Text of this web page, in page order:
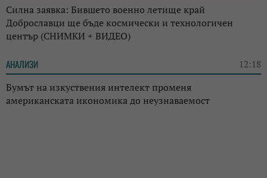
Силна заявка: Бившето военно летище край
Доброславци ще бъде космически и технологичен
център (СНИМКИ + ВИДЕО)
АНАЛИЗИ 12:18
Бумът на изкуствения интелект променя
американската икономика до неузнаваемост